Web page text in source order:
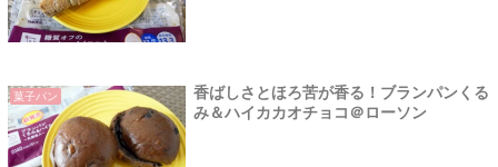
菓子パン
香ばしさとほろ苦が香る！ブランパンくる
み＆ハイカカオチョコ＠ローソン